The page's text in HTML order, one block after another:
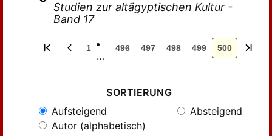
Studien zur altägyptischen Kultur -
Band 17
1
…
496 497 498 499 500
SORTIERUNG
Aufsteigend
Absteigend
Autor (alphabetisch)